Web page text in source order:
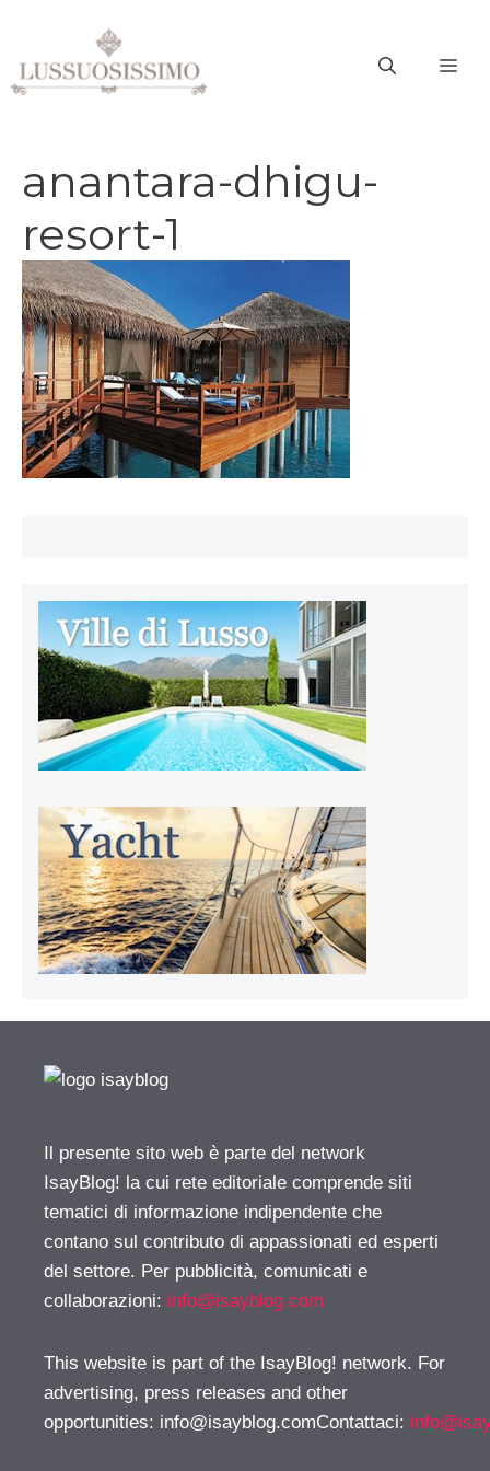
contenuto
anantara-dhigu-
resort-1
Il presente sito web è parte del network
IsayBlog! la cui rete editoriale comprende siti
tematici di informazione indipendente che
contano sul contributo di appassionati ed esperti
del settore. Per pubblicità, comunicati e
collaborazioni: info@isayblog.com
This website is part of the IsayBlog! network. For
advertising, press releases and other
opportunities: info@isayblog.comContattaci: